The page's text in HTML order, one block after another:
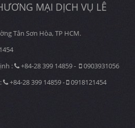
MẠI DỊCH VỤ LÊ
Tân Sơn Hòa, TP HCM.
:
+84-28 399 14859 -
0903931056
+84-28 399 14859 -
0918121454